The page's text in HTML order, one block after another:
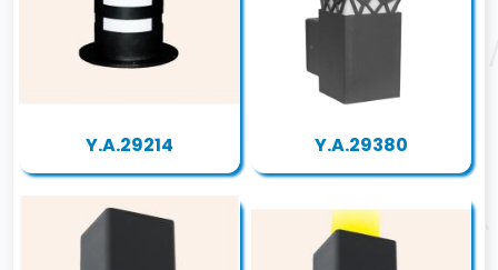
Y.A.29214 Y.A.29380